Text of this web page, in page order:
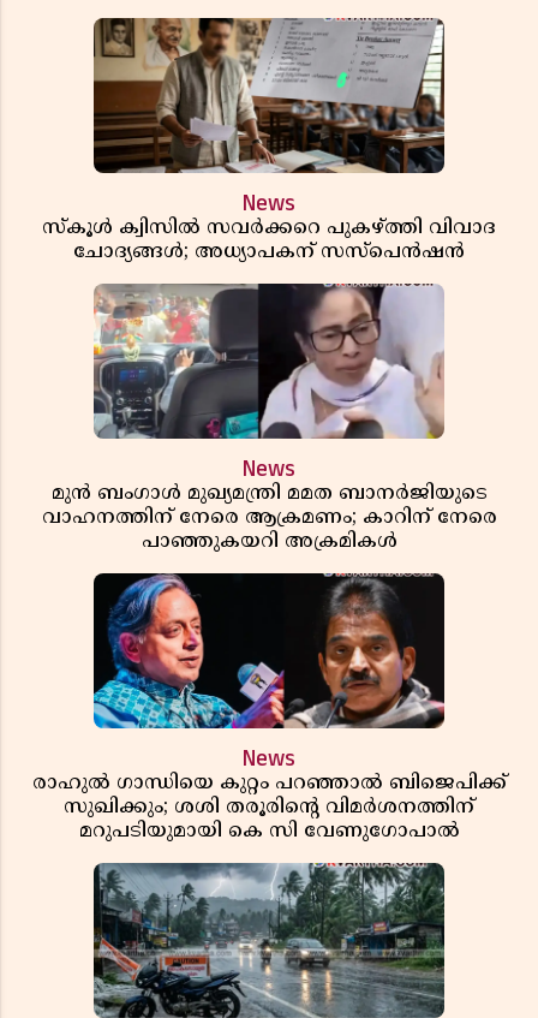
News
സ്കൂൾ ക്വിസിൽ സവർക്കറെ പുകഴ്ത്തി വിവാദ
ചോദ്യങ്ങൾ; അധ്യാപകന് സസ്പെൻഷൻ
News
മുൻ ബംഗാൾ മുഖ്യമന്ത്രി മമത ബാനർജിയുടെ
വാഹനത്തിന് നേരെ ആക്രമണം; കാറിന് നേരെ
പാഞ്ഞുകയറി അക്രമികൾ
News
രാഹുൽ ഗാന്ധിയെ കുറ്റം പറഞ്ഞാൽ ബിജെപിക്ക്
സുഖിക്കും; ശശി തരൂരിന്റെ വിമർശനത്തിന്
മറുപടിയുമായി കെ സി വേണുഗോപാൽ